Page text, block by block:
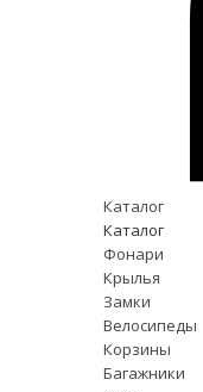
Каталог
Каталог
Фонари
Крылья
Замки
Велосипеды
Корзины
Багажники